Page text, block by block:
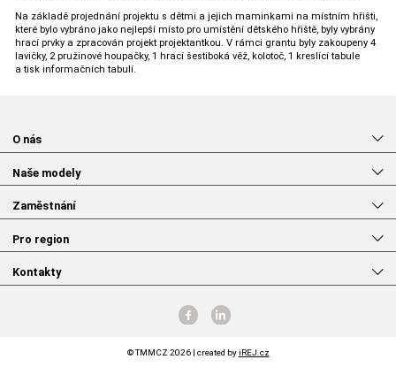
Na základě projednání projektu s dětmi a jejich maminkami na místním hřišti,
které bylo vybráno jako nejlepší místo pro umístění dětského hřiště, byly vybrány
hrací prvky a zpracován projekt projektantkou. V rámci grantu byly zakoupeny 4
lavičky, 2 pružinové houpačky, 1 hrací šestiboká věž, kolotoč, 1 kreslící tabule
a tisk informačních tabulí.
O nás
Naše modely
Zaměstnání
Pro region
Kontakty
© TMMCZ 2026 | created byiREJ.cz